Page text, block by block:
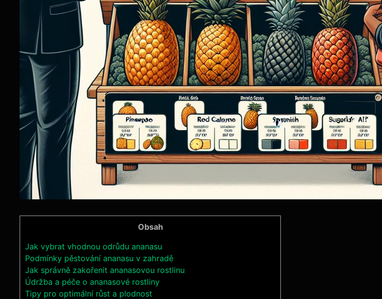
Obsah
Jak vybrat vhodnou odrůdu ananasu
Podmínky pěstování ananasu v zahradě
Jak správně zakořenit ananasovou rostlinu
Údržba a péče o ananasové rostliny
Tipy pro optimální růst a plodnost